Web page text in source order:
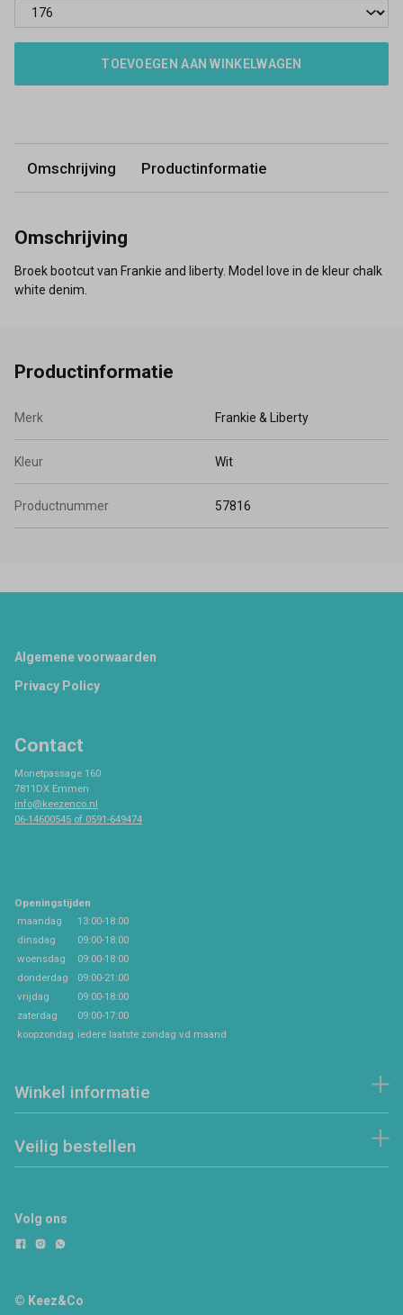
TOEVOEGEN AAN WINKELWAGEN
Omschrijving Productinformatie
Omschrijving
Broek bootcut van Frankie and liberty. Model love in de kleur chalk
white denim.
Productinformatie
Merk Frankie & Liberty
Kleur Wit
Productnummer 57816
Footer
Algemene voorwaarden
Privacy Policy
Contact
Monetpassage 160
7811DX Emmen
info@keezenco.nl
06-14600545 of 0591-649474
Openingstijden
maandag
13:00-18:00
dinsdag
09:00-18:00
woensdag
09:00-18:00
donderdag
09:00-21:00
vrijdag
09:00-18:00
zaterdag
09:00-17:00
koopzondag iedere laatste zondag vd maand
Winkel informatie
Veilig bestellen
Volg ons
© Keez&Co